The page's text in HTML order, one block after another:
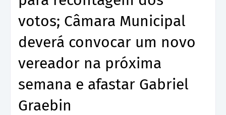
votos; Câmara Municipal
deverá convocar um novo
vereador na próxima
semana e afastar Gabriel
Graebin